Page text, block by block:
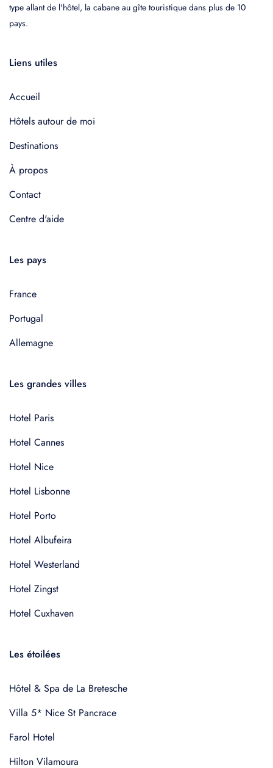
type allant de l'hôtel, la cabane au gîte touristique dans plus de 10
pays.
Liens utiles
Accueil
Hôtels autour de moi
Destinations
À propos
Contact
Centre d'aide
Les pays
France
Portugal
Allemagne
Les grandes villes
Hotel Paris
Hotel Cannes
Hotel Nice
Hotel Lisbonne
Hotel Porto
Hotel Albufeira
Hotel Westerland
Hotel Zingst
Hotel Cuxhaven
Les étoilées
Hôtel & Spa de La Bretesche
Villa 5* Nice St Pancrace
Farol Hotel
Hilton Vilamoura